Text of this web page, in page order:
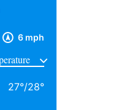
6 mph
27°/28°